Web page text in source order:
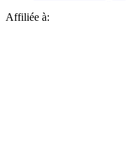
Affiliée à: